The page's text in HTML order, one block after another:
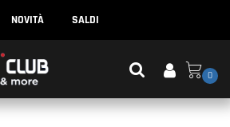
NOVITÀ SALDI
0